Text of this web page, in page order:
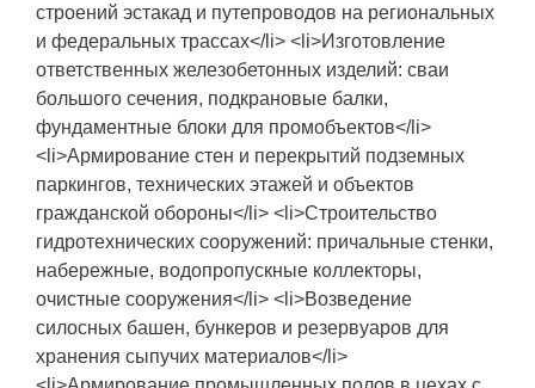
строений эстакад и путепроводов на региональных
и федеральных трассах</li> <li>Изготовление
ответственных железобетонных изделий: сваи
большого сечения, подкрановые балки,
фундаментные блоки для промобъектов</li>
<li>Армирование стен и перекрытий подземных
паркингов, технических этажей и объектов
гражданской обороны</li> <li>Строительство
гидротехнических сооружений: причальные стенки,
набережные, водопропускные коллекторы,
очистные сооружения</li> <li>Возведение
силосных башен, бункеров и резервуаров для
хранения сыпучих материалов</li>